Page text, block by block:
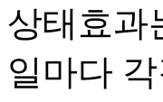
상태효과
일마다